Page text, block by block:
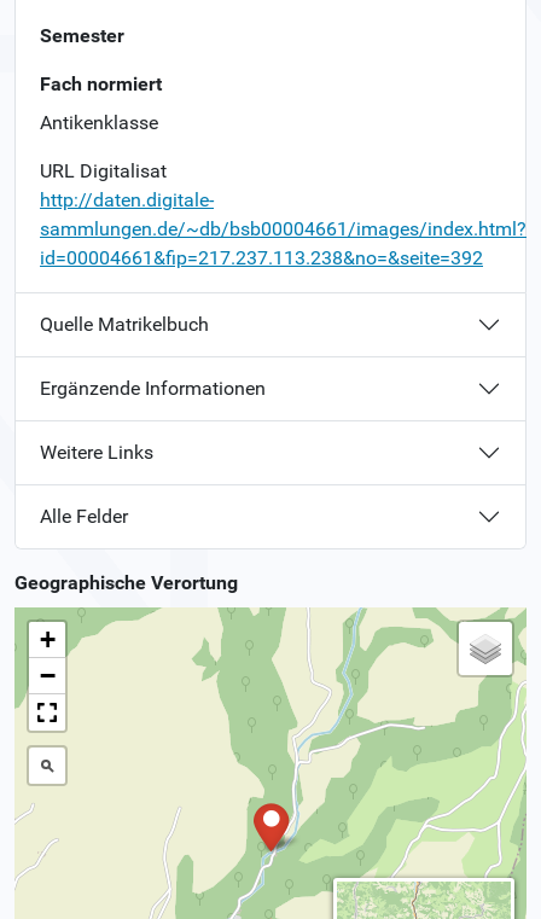
Semester
Fach normiert
Antikenklasse
URL Digitalisat
http://daten.digitale-
sammlungen.de/~db/bsb00004661/images/index.html?
id=00004661&fip=217.237.113.238&no=&seite=392
Quelle Matrikelbuch
Ergänzende Informationen
Weitere Links
Alle Felder
Geographische Verortung
+
−